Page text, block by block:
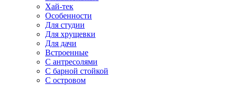
Хай-тек
Особенности
Для студии
Для хрущевки
Для дачи
Встроенные
С антресолями
С барной стойкой
С островом